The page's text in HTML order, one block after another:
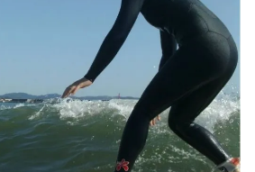
式会社西武・プリンスホテルズワールドワイド
箱根 芦ノ湖畔蛸川温泉 龍宮殿のPR記事です。